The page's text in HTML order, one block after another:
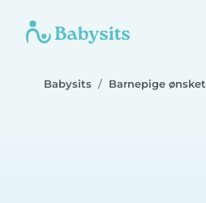
Babysits Barnepige ønsket